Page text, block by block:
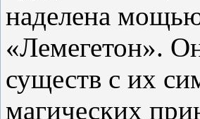
наделена
«Лемегетон».
существ с их
магических